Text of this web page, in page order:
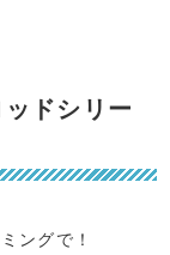
ドシリー
ングで！